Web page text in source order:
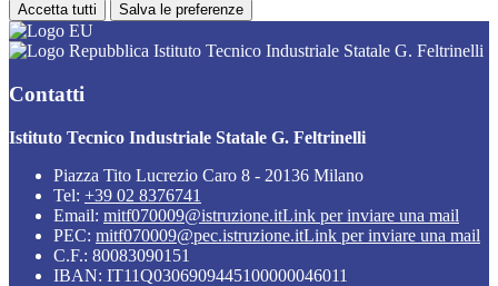
Accetta tutti Salva le preferenze
Istituto Tecnico Industriale Statale G. Feltrinelli
Contatti
Istituto Tecnico Industriale Statale G. Feltrinelli
Piazza Tito Lucrezio Caro 8 - 20136 Milano
Tel: +39 02 8376741
Email: mitf070009@istruzione.itLink per inviare una mail
PEC: mitf070009@pec.istruzione.itLink per inviare una mail
C.F.: 80083090151
IBAN: IT11Q0306909445100000046011